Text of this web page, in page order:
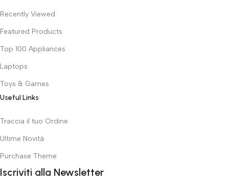
Recently Viewed
Featured Products
Top 100 Appliances
Laptops
Toys & Games
Useful Links
Traccia il tuo Ordine
Ultime Novità
Purchase Theme
Iscriviti alla Newsletter